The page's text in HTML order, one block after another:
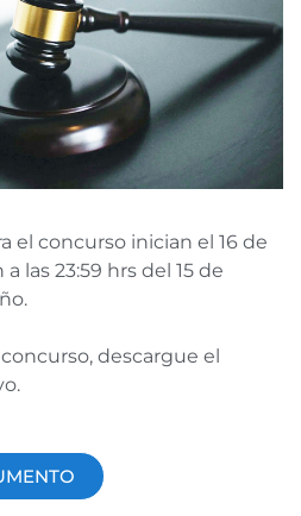
el concurso inician el 16 de
las 23:59 hrs del 15 de
descargue el